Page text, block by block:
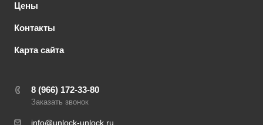
Цены
Контакты
Карта сайта
8 (966) 172-33-80
Заказать звонок
info@unlock-unlock.ru